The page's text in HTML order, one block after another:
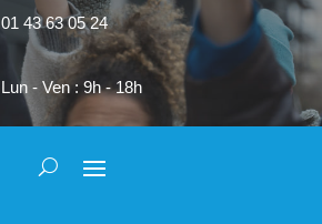
01 43 63 05 24
Lun - Ven : 9h - 18h